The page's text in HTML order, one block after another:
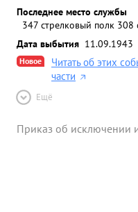
Последнее место службы
347 стрелковый полк 308
Дата выбытия 11.09.1943
Новое
Читать об этих
части
Ещё
Приказ об исключении